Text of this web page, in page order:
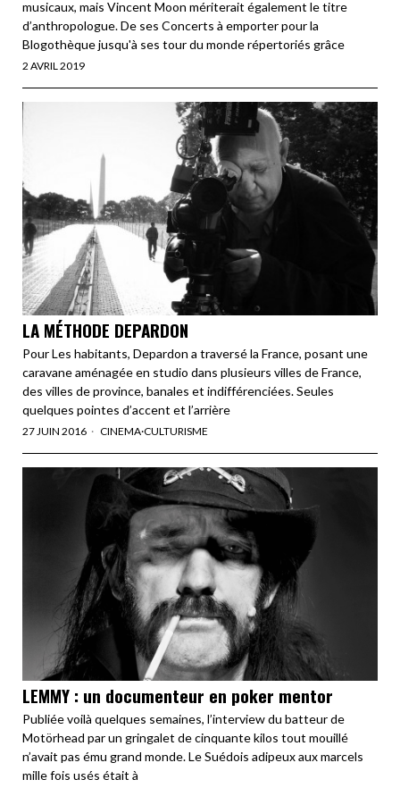
musicaux, mais Vincent Moon mériterait également le titre
d’anthropologue. De ses Concerts à emporter pour la
Blogothèque jusqu'à ses tour du monde répertoriés grâce
2 AVRIL 2019
LA MÉTHODE DEPARDON
Pour Les habitants, Depardon a traversé la France, posant une
caravane aménagée en studio dans plusieurs villes de France,
des villes de province, banales et indifférenciées. Seules
quelques pointes d’accent et l’arrière
27 JUIN 2016 CINEMA·CULTURISME
LEMMY : un documenteur en poker mentor
Publiée voilà quelques semaines, l’interview du batteur de
Motörhead par un gringalet de cinquante kilos tout mouillé
n’avait pas ému grand monde. Le Suédois adipeux aux marcels
mille fois usés était à